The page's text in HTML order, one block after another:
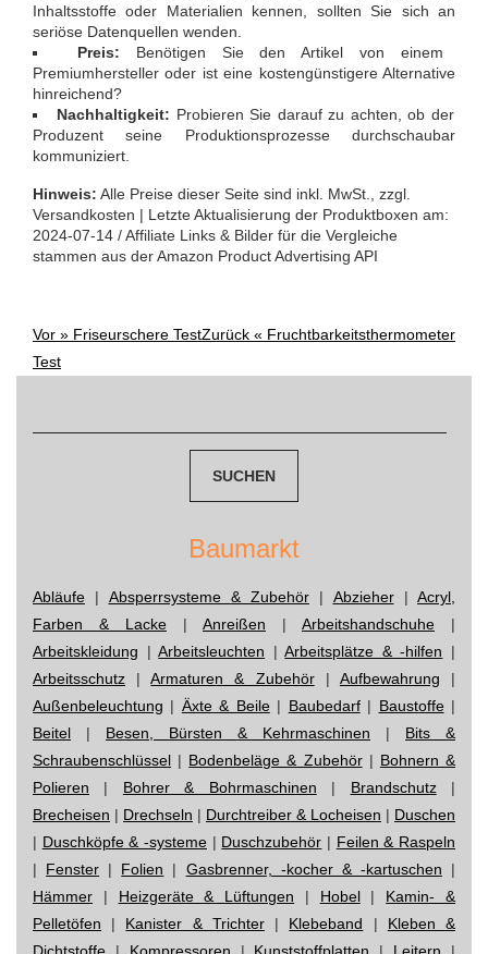
Inhaltsstoffe oder Materialien kennen, sollten Sie sich an
seriöse Datenquellen wenden.
Preis: Benötigen Sie den Artikel von einem
Premiumhersteller oder ist eine kostengünstigere Alternative
hinreichend?
Nachhaltigkeit: Probieren Sie darauf zu achten, ob der
Produzent seine Produktionsprozesse durchschaubar
kommuniziert.
Hinweis: Alle Preise dieser Seite sind inkl. MwSt., zzgl.
Versandkosten | Letzte Aktualisierung der Produktboxen am:
2024-07-14 / Affiliate Links & Bilder für die Vergleiche
stammen aus der Amazon Product Advertising API
Post
Vor » Friseurschere TestZurück « Fruchtbarkeitsthermometer
Test
Baumarkt
Abläufe | Absperrsysteme & Zubehör | Abzieher| Acryl,
Farben & Lacke | Anreißen | Arbeitshandschuhe |
Arbeitskleidung |Arbeitsleuchten |Arbeitsplätze & -hilfen |
Arbeitsschutz |Armaturen & Zubehör| Aufbewahrung |
Außenbeleuchtung | Äxte & Beile| Baubedarf| Baustoffe|
Beitel | Besen, Bürsten & Kehrmaschinen | Bits &
Schraubenschlüssel | Bodenbeläge & Zubehör| Bohnern &
Polieren | Bohrer & Bohrmaschinen | Brandschutz|
Brecheisen | Drechseln | Durchtreiber & Locheisen | Duschen
| Duschköpfe & -systeme | Duschzubehör | Feilen & Raspeln
| Fenster | Folien | Gasbrenner, -kocher & -kartuschen |
Hämmer | Heizgeräte & Lüftungen | Hobel| Kamin- &
Pelletöfen | Kanister & Trichter| Klebeband | Kleben &